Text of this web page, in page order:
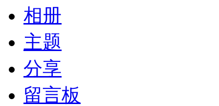
相册
主题
分享
留言板